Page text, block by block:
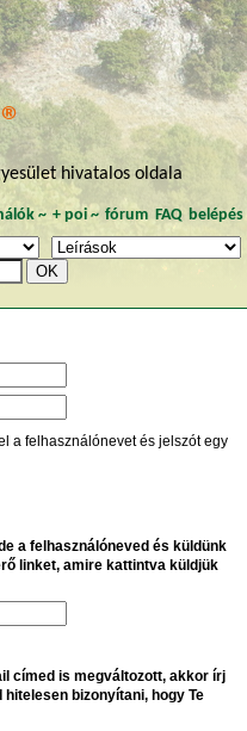
hivatalos oldala
~ + poi~ fórum FAQ belépés
a felhasználónevet és jelszót egy
a felhasználóneved és küldünk
linket, amire kattintva küldjük
címed is megváltozott, akkor írj
bizonyítani, hogy Te